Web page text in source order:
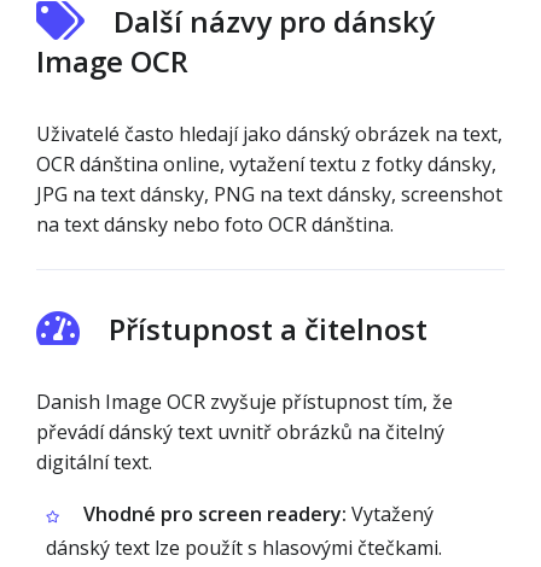
Další názvy pro dánský
Image OCR
Uživatelé často hledají jako dánský obrázek na text,
OCR dánština online, vytažení textu z fotky dánsky,
JPG na text dánsky, PNG na text dánsky, screenshot
na text dánsky nebo foto OCR dánština.
Přístupnost a čitelnost
Danish Image OCR zvyšuje přístupnost tím, že
převádí dánský text uvnitř obrázků na čitelný
digitální text.
Vhodné pro screen readery: Vytažený
dánský text lze použít s hlasovými čtečkami.